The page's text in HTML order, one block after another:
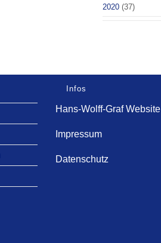
2020 (37)
Infos
Hans-Wolff-Graf Website
Impressum
Datenschutz